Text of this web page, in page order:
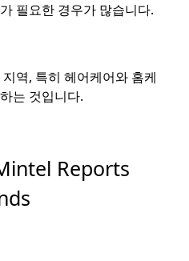
필요한 경우가 많습니다.
역, 특히 헤어케어와 홈케
는 것입니다.
Reports